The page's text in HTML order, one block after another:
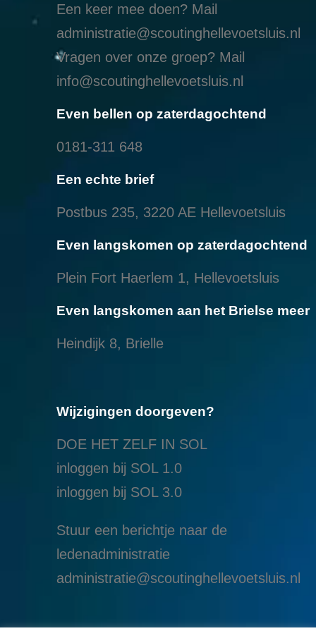
Een keer mee doen? Mail
administratie@scoutinghellevoetsluis.nl
Vragen over onze groep? Mail
info@scoutinghellevoetsluis.nl
Even bellen op zaterdagochtend
0181-311 648
Een echte brief
Postbus 235, 3220 AE Hellevoetsluis
Even langskomen op zaterdagochtend
Plein Fort Haerlem 1, Hellevoetsluis
Even langskomen aan het Brielse meer
Heindijk 8, Brielle
Wijzigingen doorgeven?
DOE HET ZELF IN SOL
inloggen bij SOL 1.0
inloggen bij SOL 3.0
Stuur een berichtje naar de
ledenadministratie
administratie@scoutinghellevoetsluis.nl